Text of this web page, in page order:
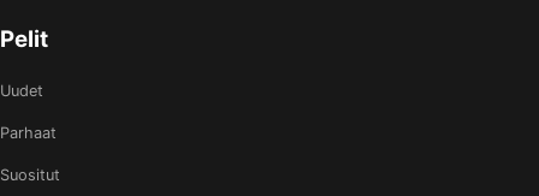
Pelit
Uudet
Parhaat
Suositut